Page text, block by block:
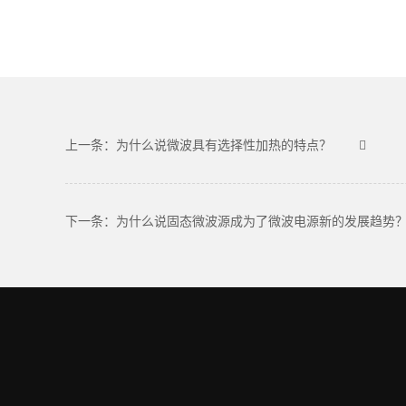
上一条：为什么说微波具有选择性加热的特点？
下一条：为什么说固态微波源成为了微波电源新的发展趋势